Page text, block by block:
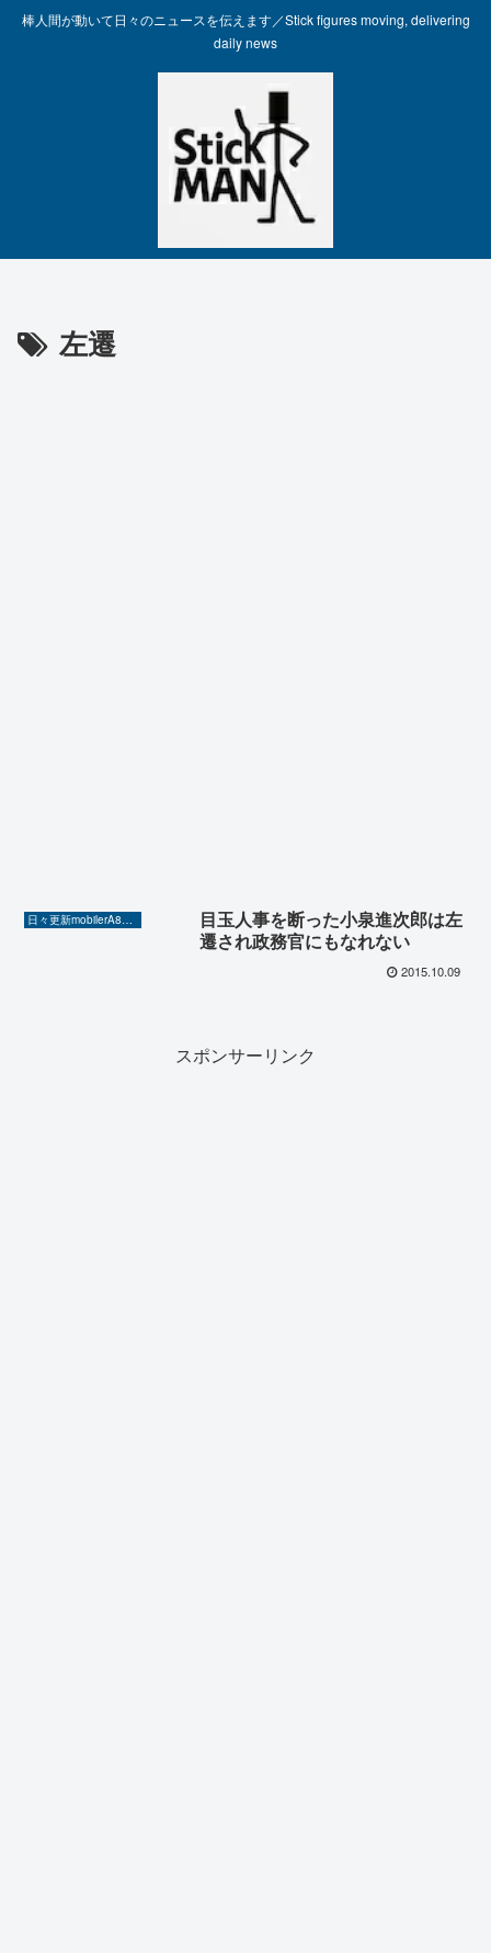
棒人間が動いて日々のニュースを伝えます／Stick figures moving, delivering
daily news
左遷
日々更新mobilerA8（Yahoo!ニュースを毎日ウォッチ）
目玉人事を断った小泉進次郎は左
遷され政務官にもなれない
2015.10.09
スポンサーリンク